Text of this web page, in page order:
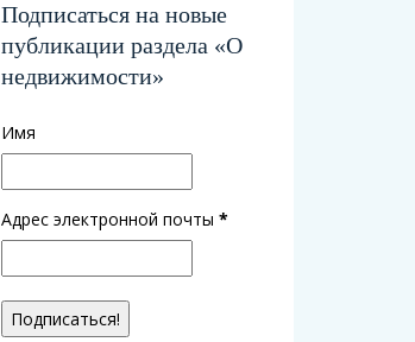
Подписаться на новые
публикации раздела «О
недвижимости»
Имя
Адрес электронной почты *